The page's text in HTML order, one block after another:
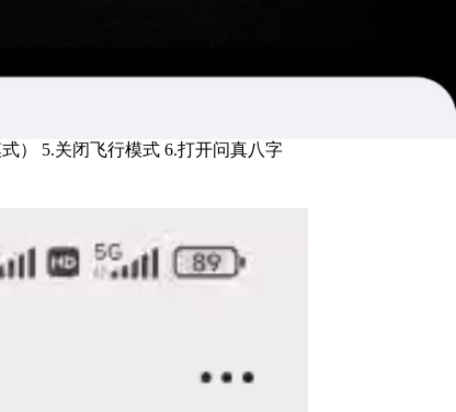
） 5.关闭飞行模式 6.打开问真八字